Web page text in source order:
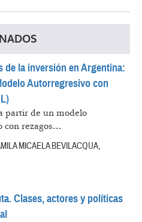
de la inversión en Argentina:
Autorregresivo con
partir de un modelo
con rezagos...
MICAELA BEVILACQUA,
Clases, actores y políticas